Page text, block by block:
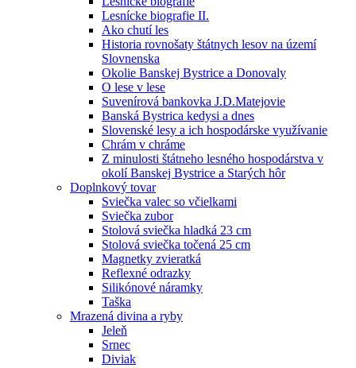
Lesnícke biografie II.
Ako chutí les
Historia rovnošaty štátnych lesov na území
Slovnenska
Okolie Banskej Bystrice a Donovaly
O lese v lese
Suvenírová bankovka J.D.Matejovie
Banská Bystrica kedysi a dnes
Slovenské lesy a ich hospodárske využívanie
Chrám v chráme
Z minulosti štátneho lesného hospodárstva v
okolí Banskej Bystrice a Starých hôr
Doplnkový tovar
Sviečka valec so včielkami
Sviečka zubor
Stolová sviečka hladká 23 cm
Stolová sviečka točená 25 cm
Magnetky zvieratká
Reflexné odrazky
Silikónové náramky
Taška
Mrazená divina a ryby
Jeleň
Srnec
Diviak